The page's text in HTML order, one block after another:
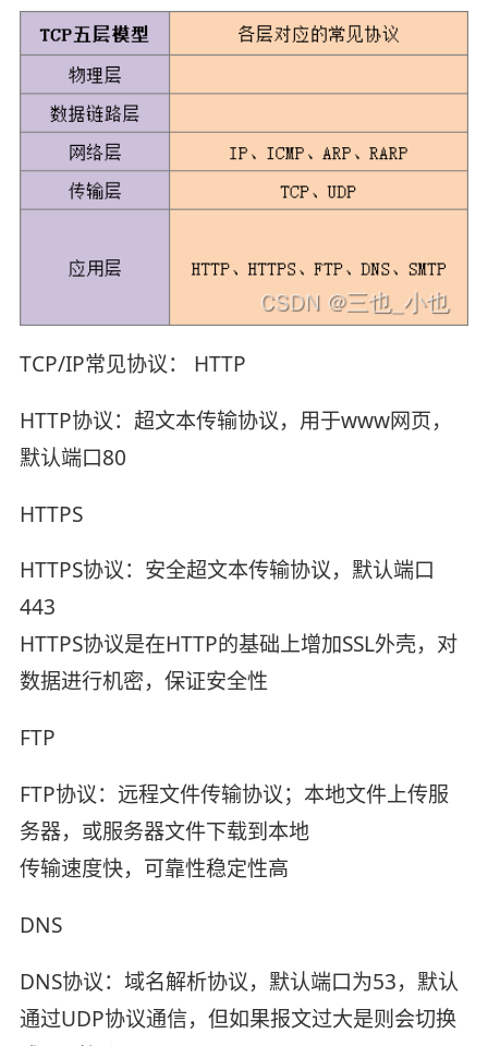
TCP/IP常见协议： HTTP
HTTP协议：超文本传输协议，用于www网页，
默认端口80
HTTPS
HTTPS协议：安全超文本传输协议，默认端口
443
HTTPS协议是在HTTP的基础上增加SSL外壳，对
数据进行机密，保证安全性
FTP
FTP协议：远程文件传输协议；本地文件上传服
务器，或服务器文件下载到本地
传输速度快，可靠性稳定性高
DNS
DNS协议：域名解析协议，默认端口为53，默认
通过UDP协议通信，但如果报文过大是则会切换